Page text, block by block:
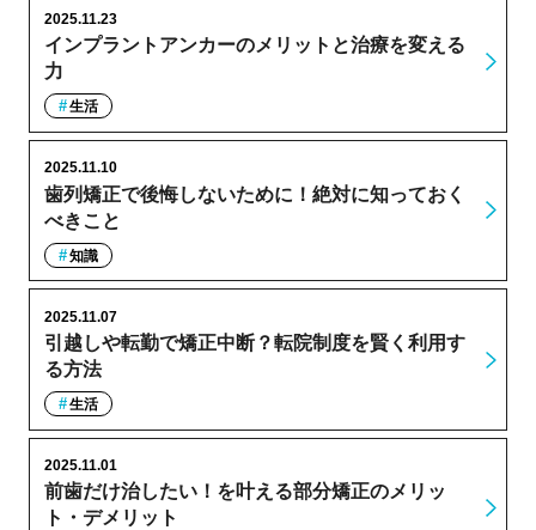
インプラントアンカーのメリットと治療を変える
力
2025.11.23
生活
歯列矯正で後悔しないために！絶対に知っておく
べきこと
2025.11.10
知識
引越しや転勤で矯正中断？転院制度を賢く利用す
る方法
2025.11.07
生活
前歯だけ治したい！を叶える部分矯正のメリッ
ト・デメリット
2025.11.01